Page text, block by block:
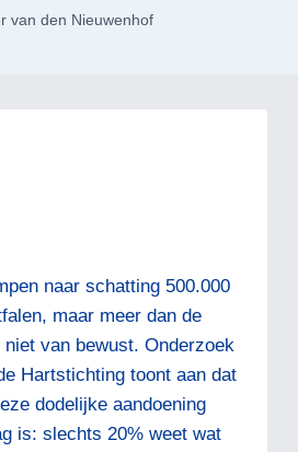
van den Nieuwenhof
naar schatting 500.000
maar meer dan de
van bewust. Onderzoek
Hartstichting toont aan dat
dodelijke aandoening
is: slechts 20% weet wat